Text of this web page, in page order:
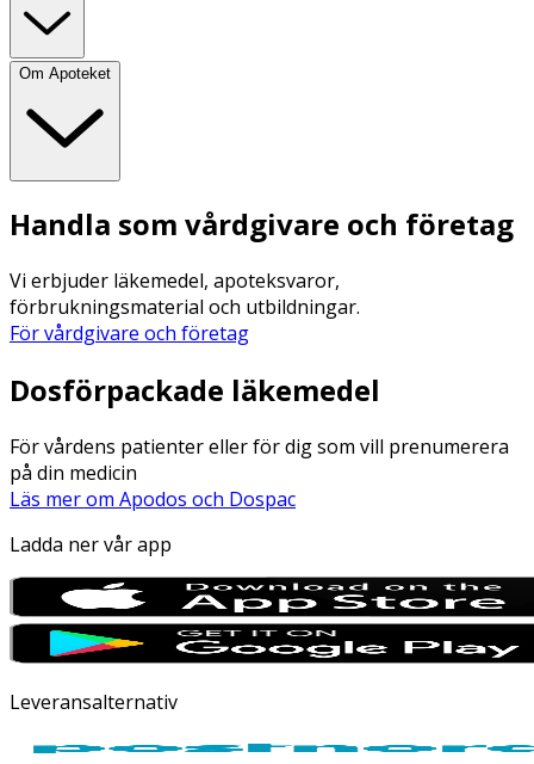
Om Apoteket
Handla som vårdgivare och företag
Vi erbjuder läkemedel, apoteksvaror,
förbrukningsmaterial och utbildningar.
För vårdgivare och företag
Dosförpackade läkemedel
För vårdens patienter eller för dig som vill prenumerera
på din medicin
Läs mer om Apodos och Dospac
Ladda ner vår app
Leveransalternativ